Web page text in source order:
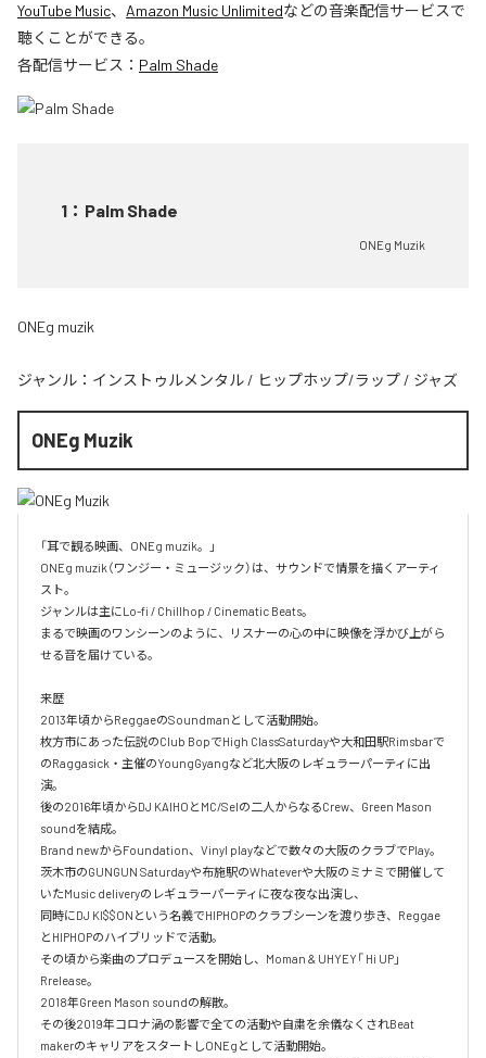
YouTube Music、 Amazon Music Unlimitedなどの音楽配信サービスで
聴くことができる。
各配信サービス： Palm Shade
1 ： Palm Shade
ONEg Muzik
ONEg muzik
ジャンル： インストゥルメンタル / ヒップホップ/ラップ / ジャズ
ONEg Muzik
「耳で観る映画、ONEg muzik。」
ONEg muzik（ワンジー・ミュージック）は、サウンドで情景を描くアーティ
スト。
ジャンルは主にLo-fi / Chillhop / Cinematic Beats。
まるで映画のワンシーンのように、リスナーの心の中に映像を浮かび上がら
せる音を届けている。
来歴
2013年頃からReggaeのSoundmanとして活動開始。
枚方市にあった伝説のClub BopでHigh ClassSaturdayや大和田駅Rimsbarで
のRaggasick・主催のYoungGyangなど北大阪のレギュラーパーティに出
演。
後の2016年頃からDJ KAIHOとMC/Selの二人からなるCrew、Green Mason
soundを結成。
Brand newからFoundation、Vinyl playなどで数々の大阪のクラブでPlay。
茨木市のGUNGUN Saturdayや布施駅のWhateverや大阪のミナミで開催して
いたMusic deliveryのレギュラーパーティに夜な夜な出演し、
同時にDJ KI$$ONという名義でHIPHOPのクラブシーンを渡り歩き、Reggae
とHIPHOPのハイブリッドで活動。
その頃から楽曲のプロデュースを開始し、Moman & UHYEY「 Hi UP」
Rrelease。
2018年Green Mason soundの解散。
その後2019年コロナ渦の影響で全ての活動や自粛を余儀なくされBeat
makerのキャリアをスタートしONEgとして活動開始。